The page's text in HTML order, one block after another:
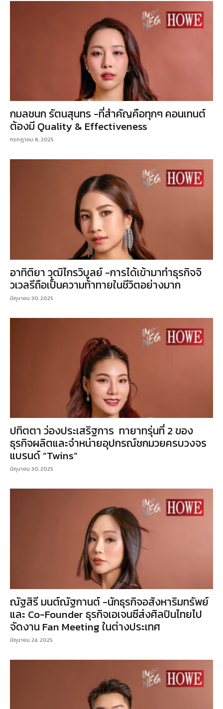
กมลชนก รัตนสุนทร -ที่สำคัญคือทุกๆ คอนเทนต์
ต้องมี Quality & Effectiveness
กรกฎาคม 8, 2025
อาทิติยา วุฒิไกรวิบูลย์ -การได้เข้ามาทำธุรกิจจิ
วเวลรีถือเป็นความท้าทายในชีวิตอย่างมาก
มิถุนายน 30, 2025
ปทิตตา ว่องประเสริฐการ ทายาทรุ่นที่ 2 ของ
ธุรกิจผลิตและจำหน่ายอุปกรณ์ชกมวยครบวงจร
แบรนด์ “Twins”
มิถุนายน 30, 2025
ณัฐสิรี มนต์ณัฐกานต์ -นักธุรกิจอสังหาริมทรัพย์
และ Co-Founder ธุรกิจเอเจนซีส่งศิลปินไทยไป
จัดงาน Fan Meeting ในต่างประเทศ
มิถุนายน 24, 2025